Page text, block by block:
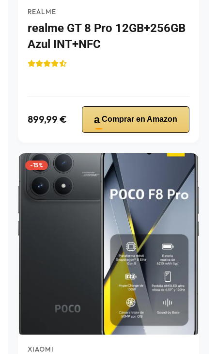
REALME
realme GT 8 Pro 12GB+256GB
Azul INT+NFC
899,99 € a Comprar en Amazon
-15%
XIAOMI